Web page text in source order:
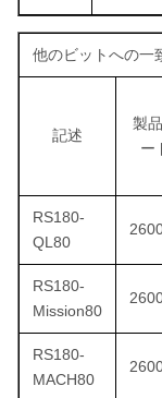
他のビットへの一
記述
製
ー
RS180-
QL80
RS180-
Mission80
RS180-
MACH80